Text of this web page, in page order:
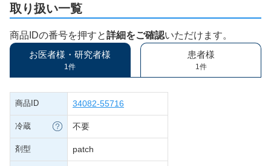
取り扱い一覧
商品IDの番号を押すと詳細をご確認いただけます。
お医者様・研究者様
1件
患者様
1件
商品ID 34082-55716
冷蔵 不要
剤型 patch